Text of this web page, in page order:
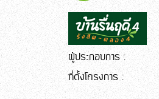
ผู้ประกอบการ :
ที่ตั้งโครงการ :